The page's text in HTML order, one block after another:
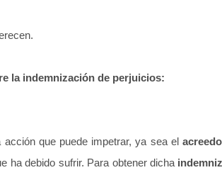
la indemnización de perjuicios:
que puede impetrar, ya sea el
ha debido sufrir. Para obtener dicha